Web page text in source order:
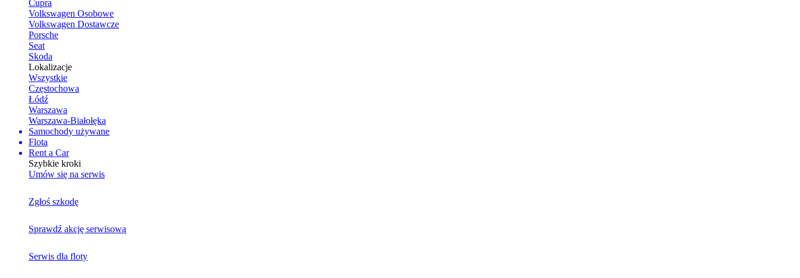
Cupra
Volkswagen Osobowe
Volkswagen Dostawcze
Porsche
Seat
Skoda
Lokalizacje
Wszystkie
Częstochowa
Łódź
Warszawa
Warszawa-Białołęka
Samochody używane
Flota
Rent a Car
Szybkie kroki
Umów się na serwis
Zgłoś szkodę
Sprawdź akcję serwisową
Serwis dla floty